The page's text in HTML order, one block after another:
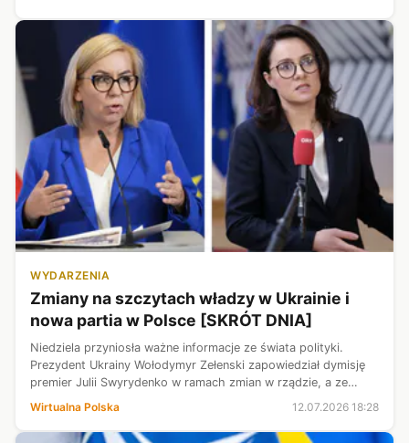
WYDARZENIA
Zmiany na szczytach władzy w Ukrainie i
nowa partia w Polsce [SKRÓT DNIA]
Niedziela przyniosła ważne informacje ze świata polityki.
Prezydent Ukrainy Wołodymyr Zełenski zapowiedział dymisję
premier Julii Swyrydenko w ramach zmian w rządzie, a ze
Wirtualna Polska 12.07.2026 18:28